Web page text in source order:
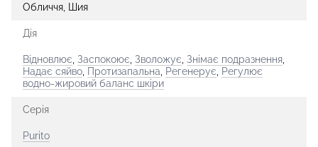
Обличчя, Шия
Дія
Відновлює Заспокоює Зволожує Знімає подразнення
Надає сяйво Протизапальна Регенерує
Регулює
водно-жировий баланс шкіри
Серія
Purito